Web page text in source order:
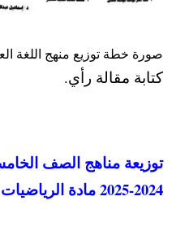
صورة خطة توزيع منهج اللغة العربية
كتابة مقالة رأي.
توزيعة مناهج الصف
2024-2025 مادة الرياضيات